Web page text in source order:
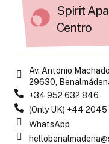
Spirit
Centro
Av. Antonio
29630,
+34 952 632 846
(Only UK) +44
WhatsApp